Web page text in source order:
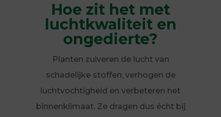
Hoe zit het met
luchtkwaliteit en
ongedierte?
Planten zuiveren de lucht van
schadelijke stoffen, verhogen de
luchtvochtigheid en verbeteren het
binnenklimaat. Ze dragen dus écht bij